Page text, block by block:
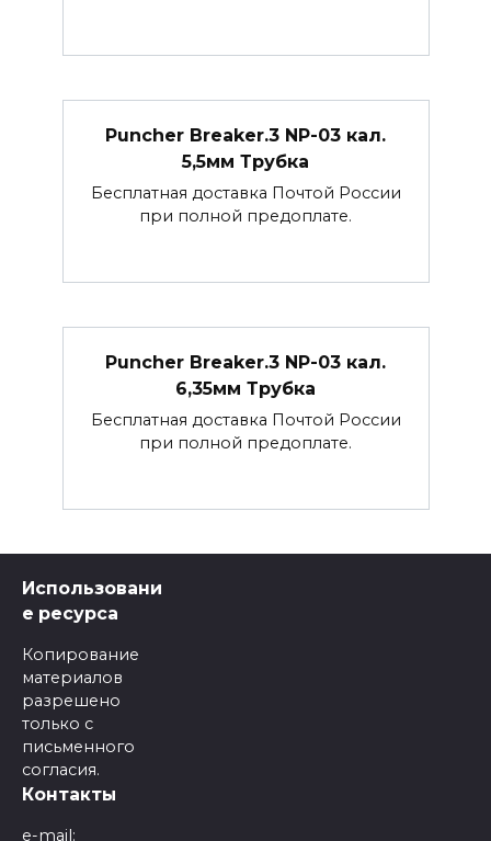
Puncher Breaker.3 NP-03 кал.
5,5мм Трубка
Бесплатная доставка Почтой России
при полной предоплате.
Puncher Breaker.3 NP-03 кал.
6,35мм Трубка
Бесплатная доставка Почтой России
при полной предоплате.
Использовани
е ресурса
Копирование
материалов
разрешено
только с
письменного
согласия.
Контакты
e-mail: